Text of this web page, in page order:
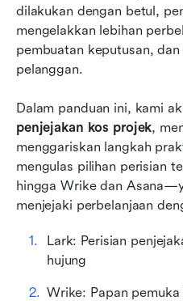
dilakukan dengan betul,
mengelakkan lebihan
pembuatan keputusan,
pelanggan.
penjejakan kos projek,
menggariskan langkah
mengulas pilihan perisian
hingga Wrike dan
menjejaki perbelanjaan
Lark: Perisian
hujung
Wrike: Papan
Kesimpulan
Soalan Lazim
Bacaan berkaitan